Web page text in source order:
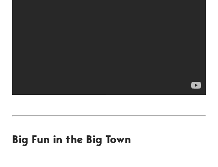
Big Fun in the Big Town